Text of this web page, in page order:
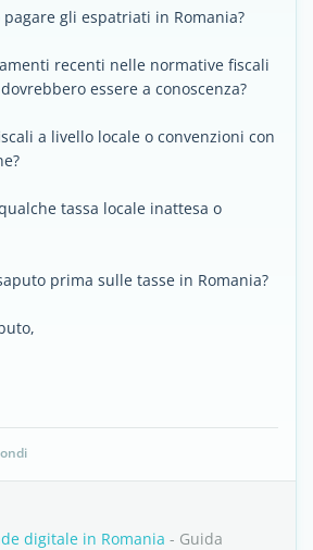
gli espatriati in Romania?
recenti nelle normative fiscali
essere a conoscenza?
a livello locale o convenzioni con
tassa locale inattesa o
prima sulle tasse in Romania?
digitale in Romania - Guida